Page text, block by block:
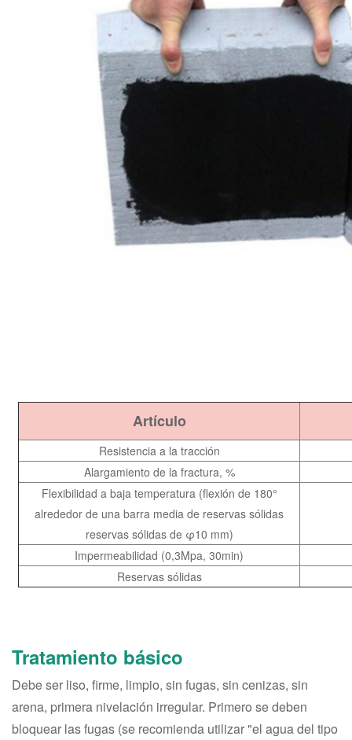
Artículo
Resistencia a la tracción
Alargamiento de la fractura, %
Flexibilidad a baja temperatura (flexión de 180°
alrededor de una barra media de reservas sólidas
reservas sólidas de φ10 mm)
Impermeabilidad (0,3Mpa, 30min)
Reservas sólidas
Tratamiento básico
Debe ser liso, firme, limpio, sin fugas, sin cenizas, sin
arena, primera nivelación irregular. Primero se deben
bloquear las fugas (se recomienda utilizar "el agua del tipo